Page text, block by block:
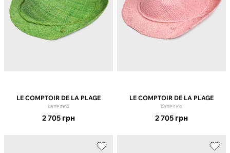
LE COMPTOIR DE LA PLAGE
капелюх
2 705 грн
LE COMPTOIR DE LA PLAGE
капелюх
2 705 грн